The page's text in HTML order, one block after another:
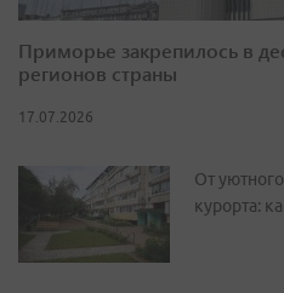
Приморье закрепилось в
регионов страны
17.07.2026
От
курорта: